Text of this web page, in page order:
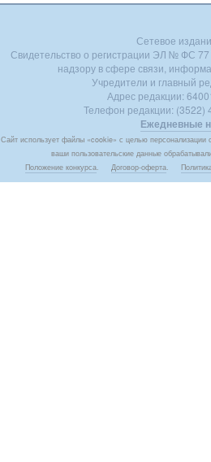
Сетевое
Свидетельство о регистрации ЭЛ № ФС
надзору в сфере связи,
Учредители и главный
Адрес редакции:
Телефон редакции: (3522)
Ежедневные
Сайт использует файлы «cookie» с целью
ваши пользовательские данные
Положение конкурса. Договор-оферта.